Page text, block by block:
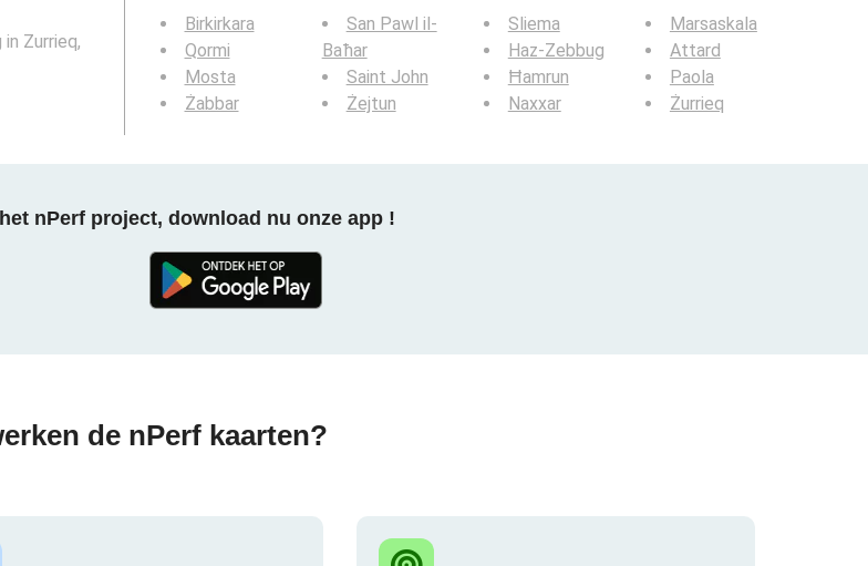
Zurrieq,
Birkirkara
Qormi
Mosta
Żabbar
San Pawl il-
Baħar
Saint John
Żejtun
Sliema
Haz-Zebbug
Ħamrun
Naxxar
Marsaskala
Attard
Paola
Żurrieq
nPerf project, download nu onze app !
de nPerf kaarten?